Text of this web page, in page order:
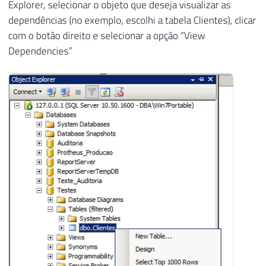
Explorer, selecionar o objeto que deseja visualizar as
dependências (no exemplo, escolhi a tabela Clientes), clicar
com o botão direito e selecionar a opção “View
Dependencies”